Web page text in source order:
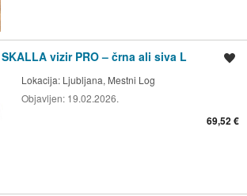
vizir PRO – črna ali siva L
Lokacija: Ljubljana, Mestni Log
Objavljen: 19.02.2026.
69,52 €